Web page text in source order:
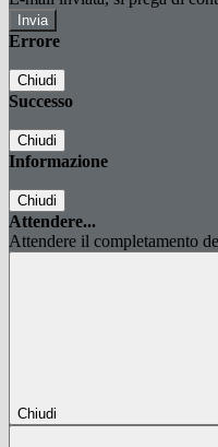
Errore
Chiudi
Successo
Chiudi
Informazione
Chiudi
Attendere...
Attendere il completamento
Chiudi